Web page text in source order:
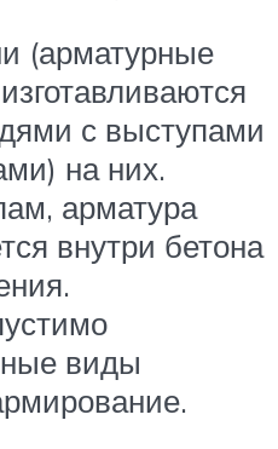
(арматурные
с выступами
на них.
арматура
внутри бетона
виды